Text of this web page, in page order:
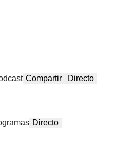
Compartir Directo
Directo